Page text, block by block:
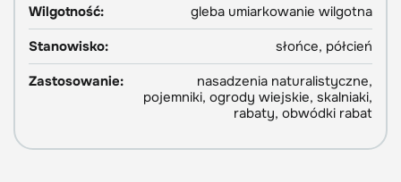
Wilgotność:
gleba umiarkowanie wilgotna
Stanowisko:
słońce, półcień
Zastosowanie:
nasadzenia naturalistyczne,
pojemniki, ogrody wiejskie, skalniaki,
rabaty, obwódki rabat